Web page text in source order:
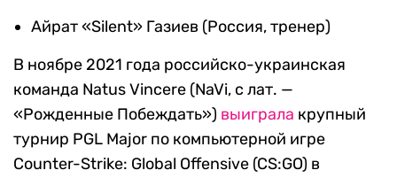
Айрат «Silent» Газиев (Россия, тренер)
В ноябре 2021 года российско-украинская
команда Natus Vincere (NaVi, с лат. —
«Рожденные Побеждать») выиграла крупный
турнир PGL Major по компьютерной игре
Counter-Strike: Global Offensive (CS:GO) в